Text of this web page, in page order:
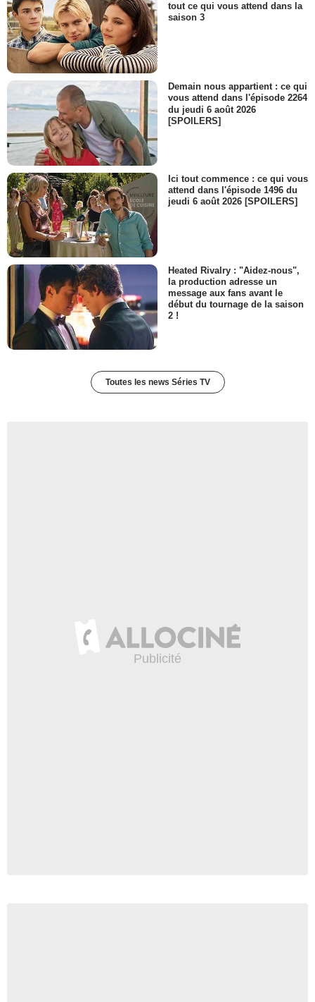
tout ce qui vous attend dans la
saison 3
Demain nous appartient : ce qui
vous attend dans l'épisode 2264
du jeudi 6 août 2026
[SPOILERS]
Ici tout commence : ce qui vous
attend dans l'épisode 1496 du
jeudi 6 août 2026 [SPOILERS]
Heated Rivalry : "Aidez-nous",
la production adresse un
message aux fans avant le
début du tournage de la saison
2 !
Toutes les news Séries TV